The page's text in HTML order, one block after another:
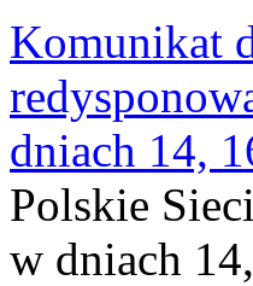
Komunikat
dniach 14,
Polskie
w dniach